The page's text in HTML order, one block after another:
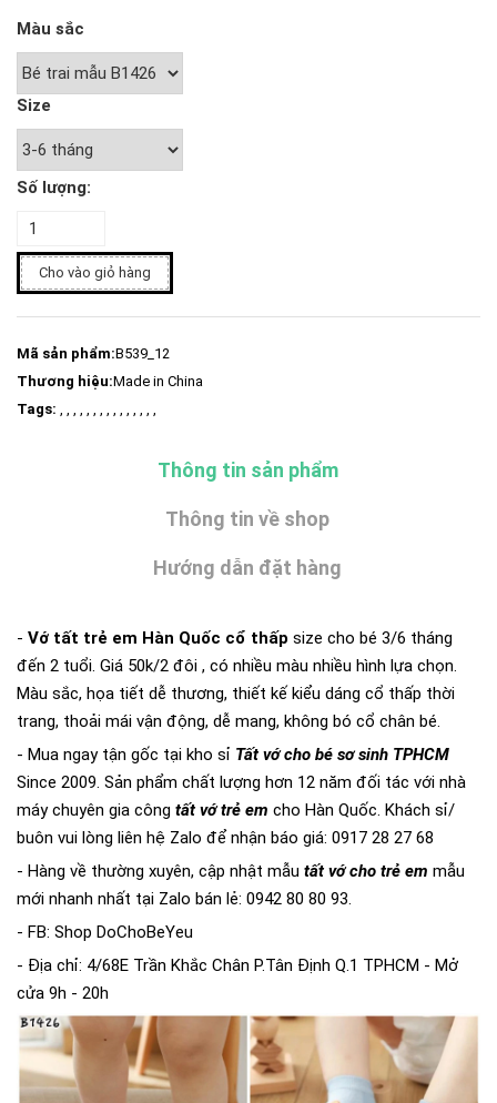
Màu sắc
Size
Số lượng:
Cho vào giỏ hàng
Mã sản phẩm:B539_12
Thương hiệu:Made in China
Tags: , , , , , , , , , , , , , , ,
Thông tin sản phẩm
Thông tin về shop
Hướng dẫn đặt hàng
- Vớ tất trẻ em Hàn Quốc cổ thấp size cho bé 3/6 tháng
đến 2 tuổi. Giá 50k/2 đôi , có nhiều màu nhiều hình lựa chọn.
Màu sắc, họa tiết dễ thương, thiết kế kiểu dáng cổ thấp thời
trang, thoải mái vận động, dễ mang, không bó cổ chân bé.
- Mua ngay tận gốc tại kho sỉ Tất vớ cho bé sơ sinh TPHCM
Since 2009. Sản phẩm chất lượng hơn 12 năm đối tác với nhà
máy chuyên gia công tất vớ trẻ em cho Hàn Quốc. Khách sỉ/
buôn vui lòng liên hệ Zalo để nhận báo giá: 0917 28 27 68
- Hàng về thường xuyên, cập nhật mẫu tất vớ cho trẻ em mẫu
mới nhanh nhất tại Zalo bán lẻ: 0942 80 80 93.
- FB: Shop DoChoBeYeu
- Địa chỉ: 4/68E Trần Khắc Chân P.Tân Định Q.1 TPHCM - Mở
cửa 9h - 20h